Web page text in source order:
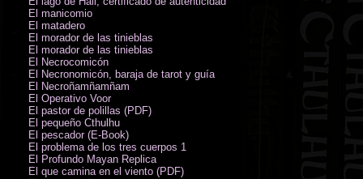
El manicomio
El matadero
El morador de las tinieblas
El morador de las tinieblas
El Necrocomicón
El Necronomicón, baraja de tarot y guía
El Necroñamñamñam
El Operativo Voor
El pastor de polillas (PDF)
El pequeño Cthulhu
El pescador (E-Book)
El problema de los tres cuerpos 1
El Profundo Mayan Replica
El que camina en el viento (PDF)